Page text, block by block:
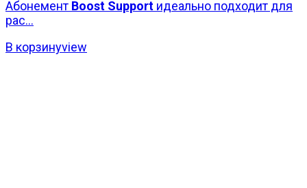
Абонемент Boost Support идеально подходит для
рас...
В корзинуview